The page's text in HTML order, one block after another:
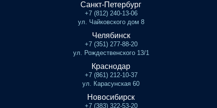
Санкт-Петербург
+7 (812) 240-13-06
ул. Чайковского дом 8
Челябинск
+7 (351) 277-88-20
ул. Рождественского 13/1
Краснодар
+7 (861) 212-10-37
ул. Карасунская 60
Новосибирск
+7 (383) 322-53-20